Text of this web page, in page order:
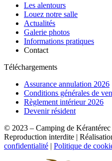
Les alentours
Louez notre salle
Actualités
Galerie photos
Informations pratiques
Contact
Téléchargements
Assurance annulation 2026
Conditions générales de
Règlement intérieur 2026
Devenir résident
© 2023 – Camping de Kérantérec
Reproduction interdite |
confidentialité | Politique de